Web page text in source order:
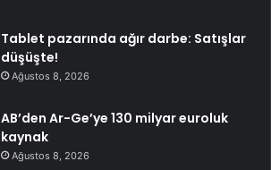
Tablet pazarında ağır darbe: Satışlar
düşüşte!
Ağustos 8, 2026
AB’den Ar-Ge’ye 130 milyar euroluk
kaynak
Ağustos 8, 2026